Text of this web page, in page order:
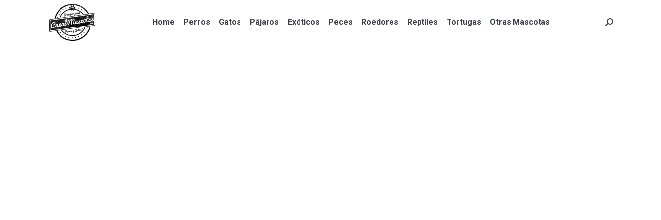
Home Perros Gatos Pájaros Exóticos Peces Roedores Reptiles Tortugas Otras Mascotas Search:
Home Perros Gatos Pájaros Exóticos Peces Roedores Reptiles Tortugas Otras Mascotas Search: